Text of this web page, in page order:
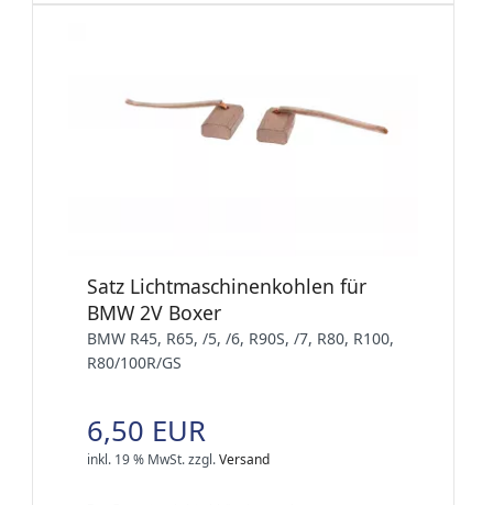
Satz Lichtmaschinenkohlen für
BMW 2V Boxer
BMW R45, R65, /5, /6, R90S, /7, R80, R100,
R80/100R/GS
6,50 EUR
inkl. 19 % MwSt.zzgl.Versand